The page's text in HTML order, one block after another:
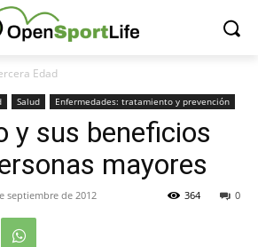
Edad
Salud Enfermedades: tratamiento y prevención
y sus beneficios
mayores
septiembre de 2012 0
364